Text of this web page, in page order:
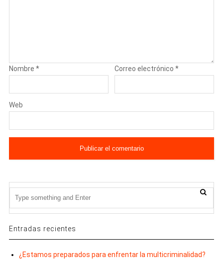
Nombre * Correo electrónico*
Web
Entradas recientes
¿Estamos preparados para enfrentar la multicriminalidad?